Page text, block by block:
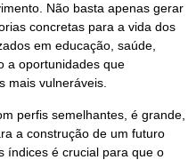
Não basta apenas gerar
concretas para a vida dos
em educação, saúde,
a oportunidades que
mais vulneráveis.
perfis semelhantes, é grande,
a construção de um futuro
índices é crucial para que o